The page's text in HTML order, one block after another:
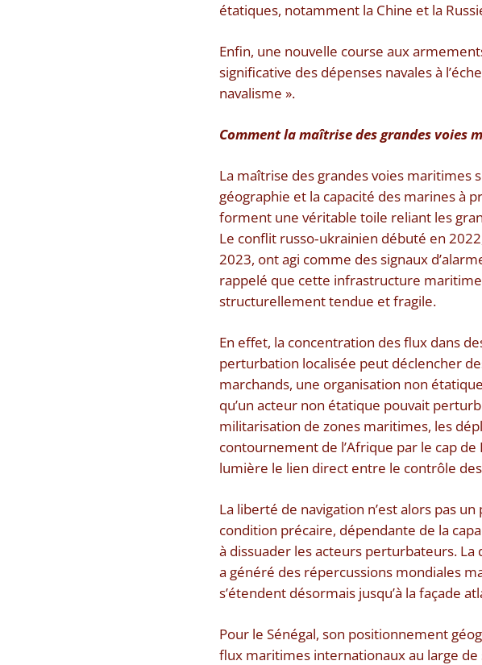
étatiques, notamment la Chine et la
Enfin, une nouvelle course aux
significative des dépenses navales à
navalisme ».
Comment la maîtrise des grandes voies
La maîtrise des grandes voies maritimes
géographie et la capacité des marines à
forment une véritable toile reliant les
Le conflit russo‑ukrainien débuté en
2023, ont agi comme des signaux
rappelé que cette infrastructure
structurellement tendue et fragile.
En effet, la concentration des flux dans
perturbation localisée peut déclencher
marchands, une organisation non
qu’un acteur non étatique pouvait
militarisation de zones maritimes, les
contournement de l’Afrique par le cap
lumière le lien direct entre le contrôle
La liberté de navigation n’est alors pas
condition précaire, dépendante de la
à dissuader les acteurs perturbateurs.
a généré des répercussions mondiales
s’étendent désormais jusqu’à la façade
Pour le Sénégal, son positionnement
flux maritimes internationaux au large de